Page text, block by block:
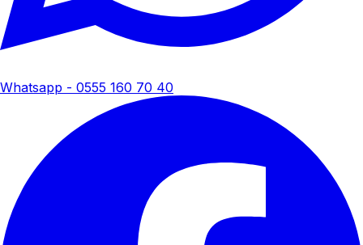
Whatsapp - 0555 160 70 40